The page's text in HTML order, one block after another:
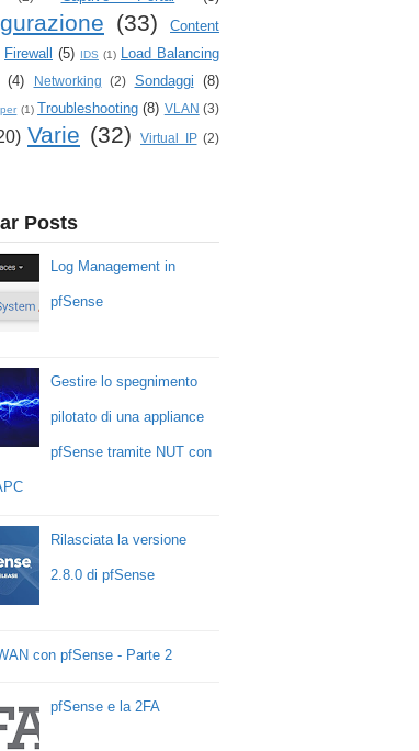
(33)
Content
Firewall (5) IDS (1) Load Balancing
(4) Networking (2) Sondaggi (8)
(1) Troubleshooting (8) VLAN (3)
Varie (32) Virtual IP (2)
Posts
Log Management in
pfSense
Gestire lo spegnimento
pilotato di una appliance
pfSense tramite NUT con
Rilasciata la versione
2.8.0 di pfSense
con pfSense - Parte 2
pfSense e la 2FA